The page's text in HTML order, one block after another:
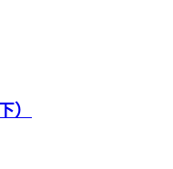
）